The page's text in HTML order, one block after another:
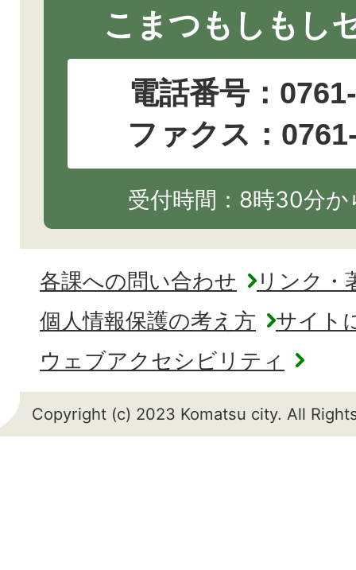
こまつもしもし
電話番号：
ファクス：
受付時間：8時30分
各課への問い合わせ
リンク・
個人情報保護の考え方
サイト
ウェブアクセシビリティ
Copyright (c) 2023 Komatsu city. All